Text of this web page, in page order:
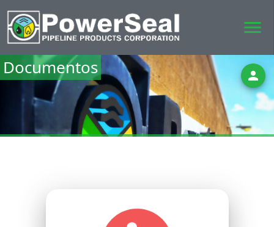
menu
person
Documentos